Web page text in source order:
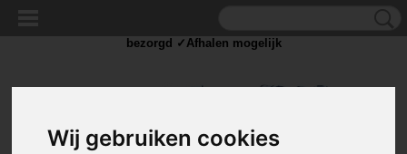
Wij gebruiken cookies
bezorgd ✓Afhalen mogelijk